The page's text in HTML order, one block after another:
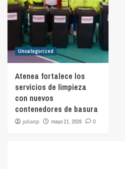
Uncategorized
Atenea fortalece los
servicios de limpieza
con nuevos
contenedores de basura
julianp mayo 21, 2026 0